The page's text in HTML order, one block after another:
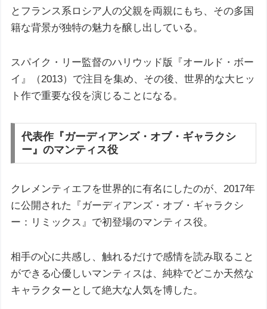
とフランス系ロシア人の父親を両親にもち、その多国
籍な背景が独特の魅力を醸し出している。
スパイク・リー監督のハリウッド版『オールド・ボー
イ』（2013）で注目を集め、その後、世界的な大ヒッ
ト作で重要な役を演じることになる。
代表作『ガーディアンズ・オブ・ギャラクシ
ー』のマンティス役
クレメンティエフを世界的に有名にしたのが、2017年
に公開された『ガーディアンズ・オブ・ギャラクシ
ー：リミックス』で初登場のマンティス役。
相手の心に共感し、触れるだけで感情を読み取ること
ができる心優しいマンティスは、純粋でどこか天然な
キャラクターとして絶大な人気を博した。